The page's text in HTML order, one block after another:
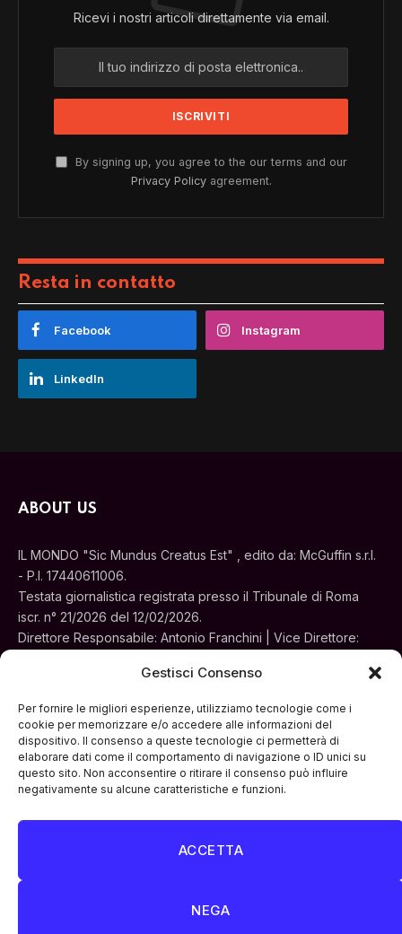
Gestisci Consenso
Per fornire le migliori esperienze, utilizziamo tecnologie come i
cookie per memorizzare e/o accedere alle informazioni del
dispositivo. Il consenso a queste tecnologie ci permetterà di
elaborare dati come il comportamento di navigazione o ID unici su
questo sito. Non acconsentire o ritirare il consenso può influire
negativamente su alcune caratteristiche e funzioni.
ACCETTA
NEGA
Ricevi i nostri articoli direttamente via email.
By signing up, you agree to the our terms and our
Privacy Policyagreement.
Resta in contatto
Facebook Instagram
LinkedIn
ABOUT US
IL MONDO "Sic Mundus Creatus Est" , edito da: McGuffin s.r.l.
- P.I. 17440611006.
Testata giornalistica registrata presso il Tribunale di Roma
iscr. n° 21/2026 del 12/02/2026.
Direttore Responsabile: Antonio Franchini | Vice Direttore:
Sede legale: Via Silvestri, 195 - Roma.
Cinemedia Srl
FacebookInstagram